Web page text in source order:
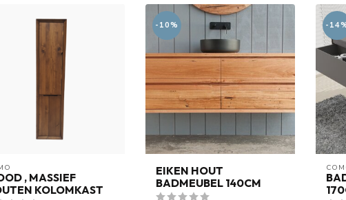
, MASSIEF
KOLOMKAST
-10%
EIKEN HOUT
BADMEUBEL 140CM
-